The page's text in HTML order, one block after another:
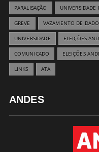
PARALISAÇÃO UNIVERSIDADE
GREVE VAZAMENTO DE
UNIVERSIDADE ELEIÇÕES
COMUNICADO ELEIÇÕES
LINKS ATA
ANDES